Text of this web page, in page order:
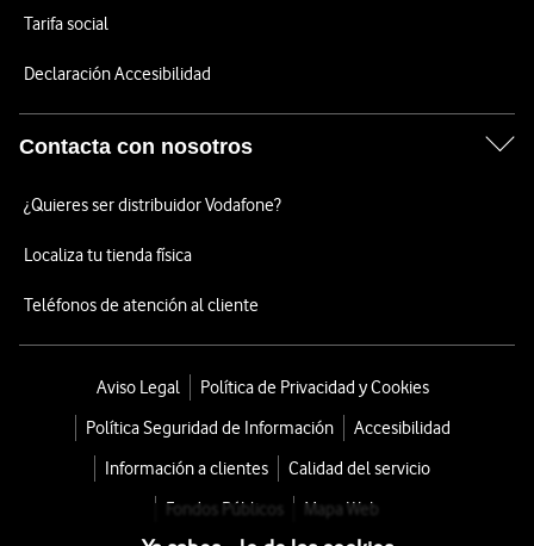
Tarifa social
Declaración Accesibilidad
Contacta con nosotros
¿Quieres ser distribuidor Vodafone?
Localiza tu tienda física
Teléfonos de atención al cliente
Aviso Legal
Política de Privacidad y Cookies
Política Seguridad de Información
Accesibilidad
Información a clientes
Calidad del servicio
Fondos Públicos
Mapa Web